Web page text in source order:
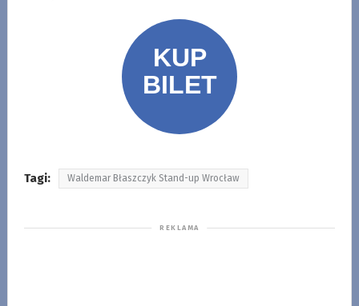
Tagi: Waldemar Błaszczyk Stand-up Wrocław